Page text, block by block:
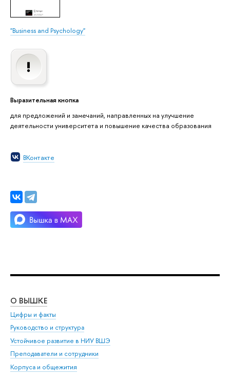
"Business and Psychology"
Выразительная кнопка
для предложений и замечаний, направленных на улучшение
деятельности университета и повышение качества образования
ВКонтакте
О ВЫШКЕ
Цифры и факты
Руководство и структура
Устойчивое развитие в НИУ ВШЭ
Преподаватели и сотрудники
Корпуса и общежития